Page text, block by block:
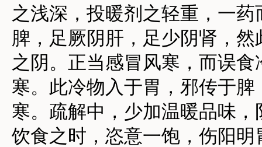
之浅深，投暖剂之轻重，一
脾，足厥阴肝，足少阴肾，
之阴。正当感冒风寒，而误
寒。此冷物入于胃，邪传于
寒。疏解中，少加温暖品味
饮食之时，恣意一饱，伤阳